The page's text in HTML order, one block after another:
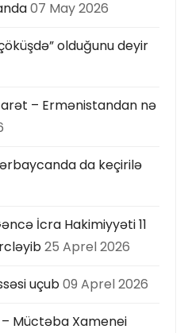
07 May 2026
olduğunu deyir
– Ermənistandan nə
da keçirilə
İcra Hakimiyyəti 11
25 Aprel 2026
uçub09 Aprel 2026
– Müctəba Xamenei